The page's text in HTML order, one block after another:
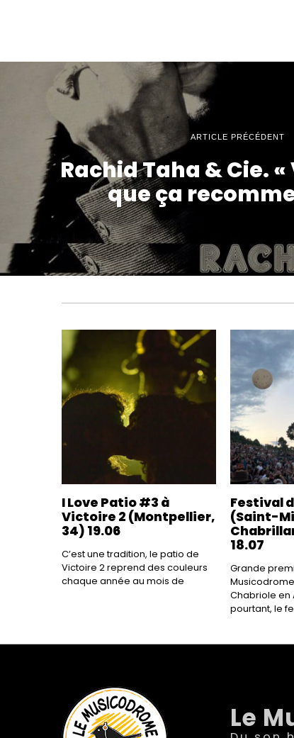
ARTICLE PRÉCÉDENT
Rachid Taha & Cie.
que ça
I Love Patio #3 à
Victoire 2 (Montpellier,
34) 19.06
C’est une tradition, le patio de
Victoire 2 reprend des couleurs
chaque année au mois de
Festival
(Saint-
18.07
Grande
Chabriole en
pourtant, le
Le